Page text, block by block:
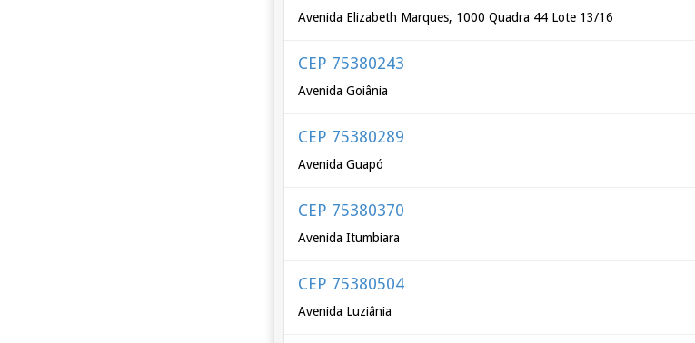
Avenida Elizabeth Marques, 1000 Quadra 44 Lote 13/16
CEP 75380243
Avenida Goiânia
CEP 75380289
Avenida Guapó
CEP 75380370
Avenida Itumbiara
CEP 75380504
Avenida Luziânia